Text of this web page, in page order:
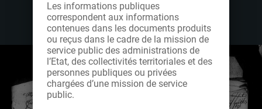
Les informations publiques
correspondent aux informations
contenues dans les documents produits
ou reçus dans le cadre de la mission de
service public des administrations de
l’Etat, des collectivités territoriales et des
personnes publiques ou privées
chargées d’une mission de service
public.